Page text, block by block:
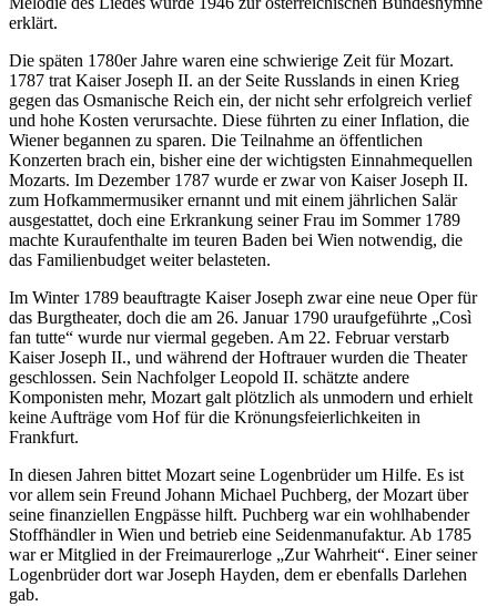
erklärt.
Die späten 1780er Jahre waren eine schwierige Zeit für Mozart.
1787 trat Kaiser Joseph II. an der Seite Russlands in einen Krieg
gegen das Osmanische Reich ein, der nicht sehr erfolgreich verlief
und hohe Kosten verursachte. Diese führten zu einer Inflation, die
Wiener begannen zu sparen. Die Teilnahme an öffentlichen
Konzerten brach ein, bisher eine der wichtigsten Einnahmequellen
Mozarts. Im Dezember 1787 wurde er zwar von Kaiser Joseph II.
zum Hofkammermusiker ernannt und mit einem jährlichen Salär
ausgestattet, doch eine Erkrankung seiner Frau im Sommer 1789
machte Kuraufenthalte im teuren Baden bei Wien notwendig, die
das Familienbudget weiter belasteten.
Im Winter 1789 beauftragte Kaiser Joseph zwar eine neue Oper für
das Burgtheater, doch die am 26. Januar 1790 uraufgeführte „Così
fan tutte“ wurde nur viermal gegeben. Am 22. Februar verstarb
Kaiser Joseph II., und während der Hoftrauer wurden die Theater
geschlossen. Sein Nachfolger Leopold II. schätzte andere
Komponisten mehr, Mozart galt plötzlich als unmodern und erhielt
keine Aufträge vom Hof für die Krönungsfeierlichkeiten in
Frankfurt.
In diesen Jahren bittet Mozart seine Logenbrüder um Hilfe. Es ist
vor allem sein Freund Johann Michael Puchberg, der Mozart über
seine finanziellen Engpässe hilft. Puchberg war ein wohlhabender
Stoffhändler in Wien und betrieb eine Seidenmanufaktur. Ab 1785
war er Mitglied in der Freimaurerloge „Zur Wahrheit“. Einer seiner
Logenbrüder dort war Joseph Hayden, dem er ebenfalls Darlehen
gab.